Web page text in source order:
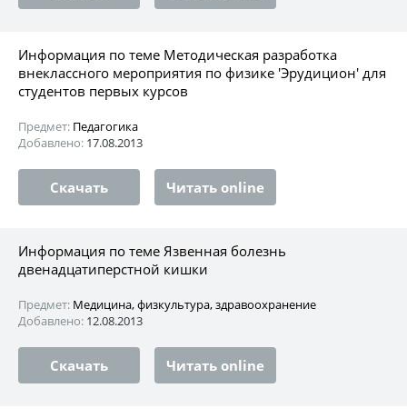
Информация по теме Методическая разработка
внеклассного мероприятия по физике 'Эрудицион' для
студентов первых курсов
Предмет: Педагогика
Добавлено: 17.08.2013
Скачать Читать online
Информация по теме Язвенная болезнь
двенадцатиперстной кишки
Предмет: Медицина, физкультура, здравоохранение
Добавлено: 12.08.2013
Скачать Читать online